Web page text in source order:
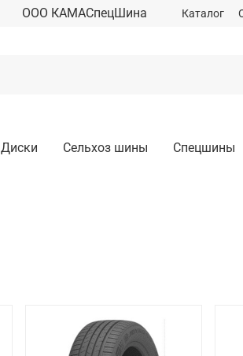
Каталог
ООО КАМАСпецШина
Диски Сельхоз шины Спецшины